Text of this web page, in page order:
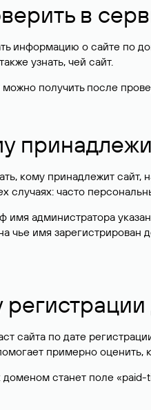
в
информацию о сайте по
узнать, чей сайт.
получить после
кому принадлежит
случаях: часто
имя администратора
чье имя
сайта по дате
примерно оценить,
станет поле «paid-